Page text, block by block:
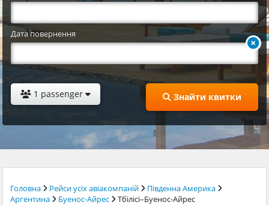
Дата повернення
1 passenger Знайти квитки
Головна Рейси усіх авіакомпаній
Південна Америка
Аргентина
Буенос-Айрес Тбілісі–Буенос-Айрес